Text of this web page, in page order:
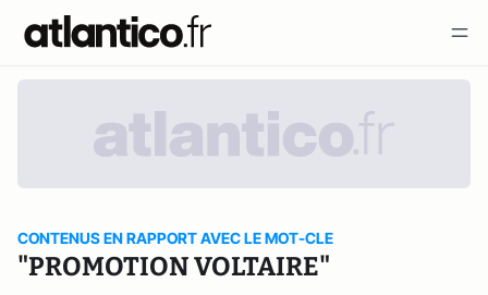
CONTENUS EN RAPPORT AVEC LE MOT-CLE
"PROMOTION VOLTAIRE"